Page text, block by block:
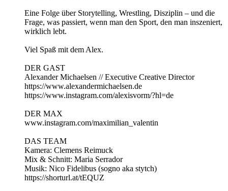
Eine Folge über Storytelling, Wrestling, Disziplin – und die
Frage, was passiert, wenn man den Sport, den man inszeniert,
wirklich lebt.
Viel Spaß mit dem Alex.
DER GAST
Alexander Michaelsen // Executive Creative Director
https://www.alexandermichaelsen.de
https://www.instagram.com/alexisvorm/?hl=de
DER MAX
www.instagram.com/maximilian_valentin
DAS TEAM
Kamera: Clemens Reimuck
Mix & Schnitt: Maria Serrador
Musik: Nico Fidelibus (sogno aka stytch)
https://shorturl.at/tEQUZ